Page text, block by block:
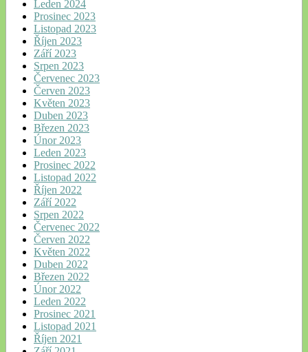
Leden 2024
Prosinec 2023
Listopad 2023
Říjen 2023
Září 2023
Srpen 2023
Červenec 2023
Červen 2023
Květen 2023
Duben 2023
Březen 2023
Únor 2023
Leden 2023
Prosinec 2022
Listopad 2022
Říjen 2022
Září 2022
Srpen 2022
Červenec 2022
Červen 2022
Květen 2022
Duben 2022
Březen 2022
Únor 2022
Leden 2022
Prosinec 2021
Listopad 2021
Říjen 2021